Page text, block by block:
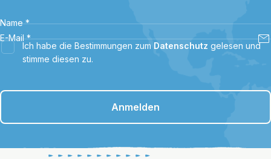
Name *
E-Mail *
Ich habe die Bestimmungen zum Datenschutz gelesen und
stimme diesen zu.
Anmelden